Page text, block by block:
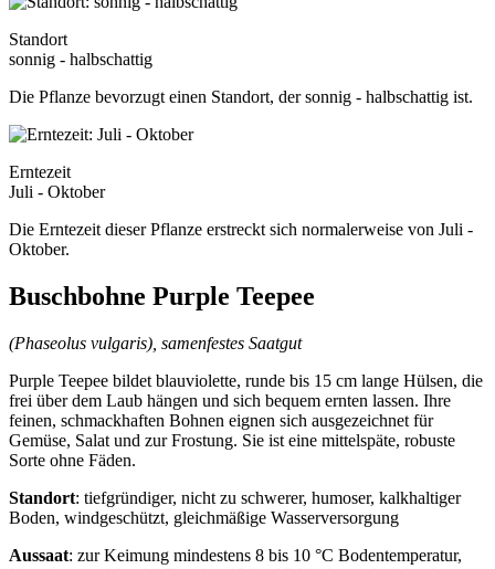
Standort
sonnig - halbschattig
Die Pflanze bevorzugt einen Standort, der sonnig - halbschattig ist.
Erntezeit
Juli - Oktober
Die Erntezeit dieser Pflanze erstreckt sich normalerweise von Juli -
Oktober.
Buschbohne Purple Teepee
(Phaseolus vulgaris), samenfestes Saatgut
Purple Teepee bildet blauviolette, runde bis 15 cm lange Hülsen, die
frei über dem Laub hängen und sich bequem ernten lassen. Ihre
feinen, schmackhaften Bohnen eignen sich ausgezeichnet für
Gemüse, Salat und zur Frostung. Sie ist eine mittelspäte, robuste
Sorte ohne Fäden.
Standort: tiefgründiger, nicht zu schwerer, humoser, kalkhaltiger
Boden, windgeschützt, gleichmäßige Wasserversorgung
Aussaat: zur Keimung mindestens 8 bis 10 °C Bodentemperatur,